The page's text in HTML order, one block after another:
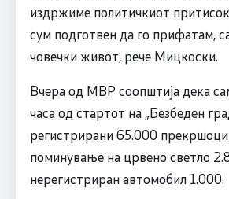
издржиме политичкиот
сум подготвен да го прифатам,
човечки живот, рече Мицкоски.
Вчера од МВР соопштија дека
часа од стартот на „Безбеден
регистрирани 65.000
поминување на црвено светло
нерегистриран автомобил 1.000.